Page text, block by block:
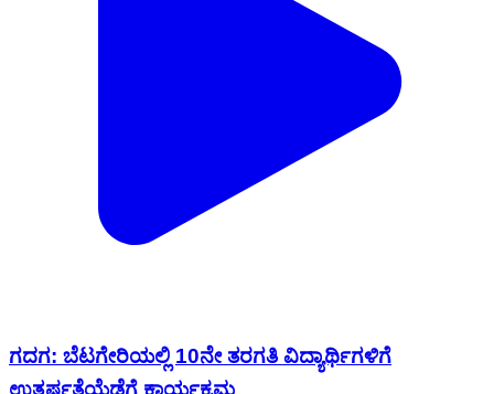
ಗದಗ: ಬೆಟಗೇರಿಯಲ್ಲಿ 10ನೇ ತರಗತಿ ವಿದ್ಯಾರ್ಥಿಗಳಿಗೆ
ಉತ್ಕರ್ಷತೆಯೆಡೆಗೆ ಕಾರ್ಯಕ್ರಮ